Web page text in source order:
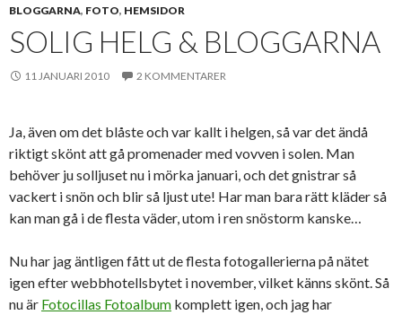
BLOGGARNA, FOTO, HEMSIDOR
SOLIG HELG & BLOGGARNA
11 JANUARI 2010 2 KOMMENTARER
Ja, även om det blåste och var kallt i helgen, så var det ändå
riktigt skönt att gå promenader med vovven i solen. Man
behöver ju solljuset nu i mörka januari, och det gnistrar så
vackert i snön och blir så ljust ute! Har man bara rätt kläder så
kan man gå i de flesta väder, utom i ren snöstorm kanske…
Nu har jag äntligen fått ut de flesta fotogallerierna på nätet
igen efter webbhotellsbytet i november, vilket känns skönt. Så
nu är Fotocillas Fotoalbum komplett igen, och jag har